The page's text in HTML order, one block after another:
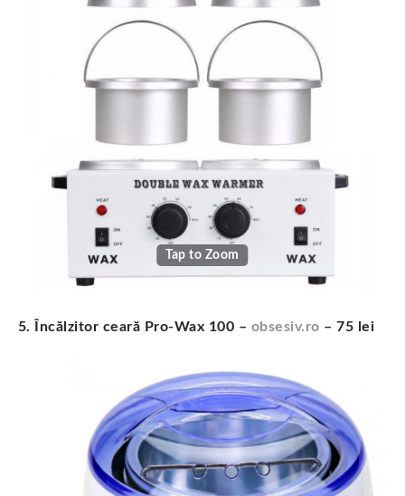
Tap to Zoom
5. Încălzitor ceară Pro-Wax 100 – obsesiv.ro – 75 lei